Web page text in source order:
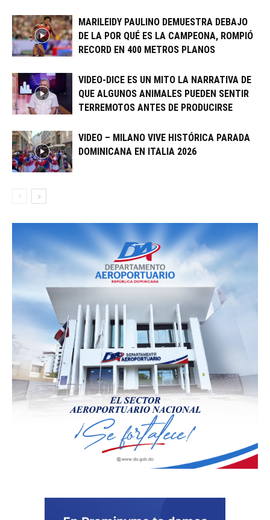
MARILEIDY PAULINO DEMUESTRA DEBAJO
DE LA POR QUÉ ES LA CAMPEONA, ROMPIÓ
RECORD EN 400 METROS PLANOS
VIDEO-DICE ES UN MITO LA NARRATIVA DE
QUE ALGUNOS ANIMALES PUEDEN SENTIR
TERREMOTOS ANTES DE PRODUCIRSE
VIDEO – MILANO VIVE HISTÓRICA PARADA
DOMINICANA EN ITALIA 2026